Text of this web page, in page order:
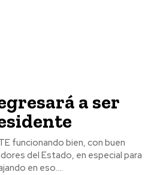
a ser
funcionando bien, con buen
del Estado, en especial para
en eso....